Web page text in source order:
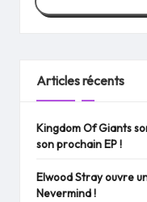
Articles récents
Kingdom Of Giants
son prochain EP !
Elwood Stray ouvre
Nevermind !